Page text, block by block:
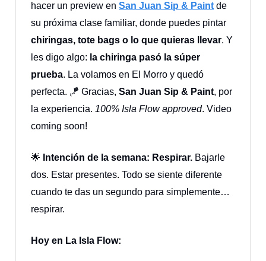
hacer un preview en San Juan Sip & Paint de
su próxima clase familiar, donde puedes pintar
chiringas, tote bags o lo que quieras llevar. Y
les digo algo: la chiringa pasó la súper
prueba. La volamos en El Morro y quedó
perfecta. 🪁 Gracias, San Juan Sip & Paint, por
la experiencia. 100% Isla Flow approved. Video
coming soon!
🌟 Intención de la semana: Respirar. Bajarle
dos. Estar presentes. Todo se siente diferente
cuando te das un segundo para simplemente…
respirar.
Hoy en La Isla Flow: